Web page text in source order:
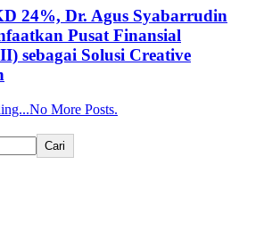
24%, Dr. Agus Syabarrudin
Pusat Finansial
sebagai Solusi Creative
No More Posts.
Cari